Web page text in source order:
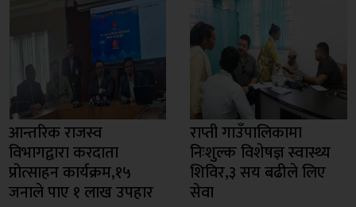
आन्तरिक राजस्व
विभागद्वारा करदाता
प्रोत्साहन कार्यक्रम,१५
जनाले पाए १ लाख उपहार
राप्ती गाउँपालिकामा
निःशुल्क विशेषज्ञ स्वास्थ्य
शिविर,३ सय बढीले लिए
सेवा